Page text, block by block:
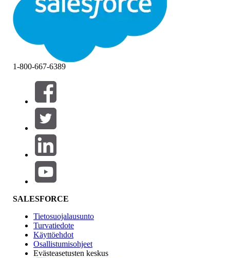
Suodatusperuste (0)
VALITSE SUODATTIMET
Tuotealue
Ominaisuuden vaikutus
1-800-667-6389
SALESFORCE
Tietosuojalausunto
Turvatiedote
Käyttöehdot
Osallistumisohjeet
Evästeasetusten keskus